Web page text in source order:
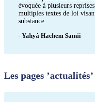
évoquée à plusieurs
multiples textes de loi
substance.
- Yahyâ Hachem Samii
Les pages